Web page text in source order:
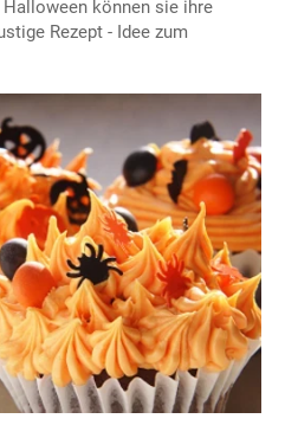
können sie ihre
Rezept - Idee zum